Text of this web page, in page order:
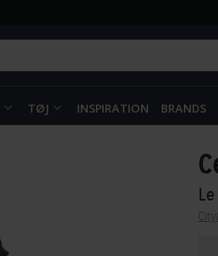
TØJ INSPIRATION BRANDS